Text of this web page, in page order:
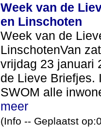
Week van de
en Linschoten
Week van de
LinschotenVan
vrijdag 23 januari
de Lieve Briefjes.
SWOM alle
meer
(Info -- Geplaatst